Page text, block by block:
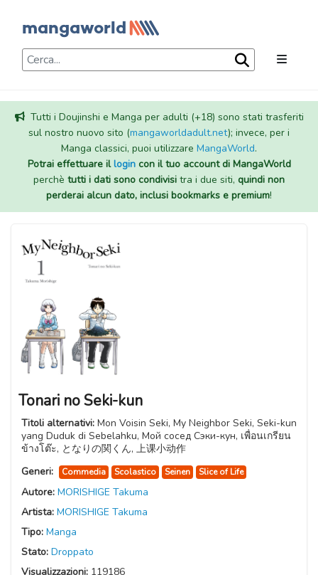
Tutti i Doujinshi e Manga per adulti (+18) sono stati trasferiti
sul nostro nuovo sito (mangaworldadult.net); invece, per i
Manga classici, puoi utilizzare MangaWorld.
Potrai effettuare illogincon il tuo account di MangaWorld
perchè tutti i dati sono condivisi tra i due siti, quindi non
perderai alcun dato, inclusi bookmarks e premium!
Tonari no Seki-kun
Titoli alternativi: Mon Voisin Seki, My Neighbor Seki, Seki-kun
yang Duduk di Sebelahku, Мой сосед Сэки-кун, เพื่อนเกรียน
ข้างโต๊ะ, となりの関くん, 上课小动作
Generi:
Commedia Scolastico Seinen Slice of Life
Autore: MORISHIGE Takuma
Artista: MORISHIGE Takuma
Tipo: Manga
Stato: Droppato
Visualizzazioni: 119186